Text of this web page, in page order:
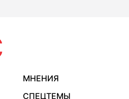
МНЕНИЯ
СПЕЦТЕМЫ